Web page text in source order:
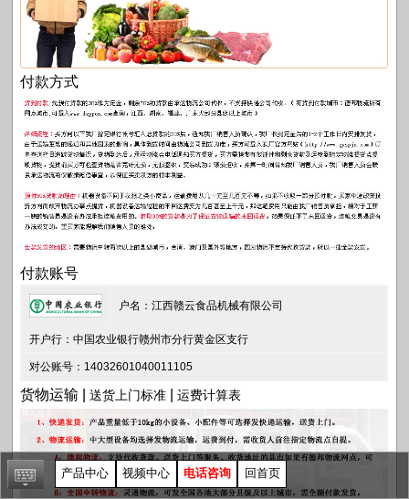
付款方式
付款账号
户名：江西赣云食品机械有限公司
开户行：中国农业银行赣州市分行黄金区支行
对公账号：14032601040011105
货物运输 |送货上门标准 |运费计算表
产品中心 视频中心 电话咨询 回首页